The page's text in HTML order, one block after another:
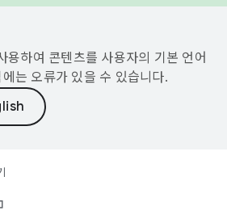
하여 콘텐츠를 사용자의 기본 언어
는 오류가 있을 수 있습니다.